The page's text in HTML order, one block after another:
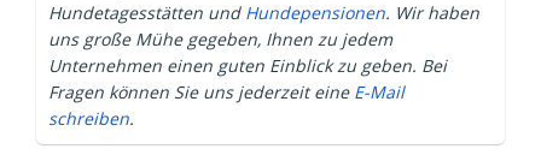
Hundetagesstätten und Hundepensionen. Wir haben
uns große Mühe gegeben, Ihnen zu jedem
Unternehmen einen guten Einblick zu geben. Bei
Fragen können Sie uns jederzeit eine E-Mail
schreiben.